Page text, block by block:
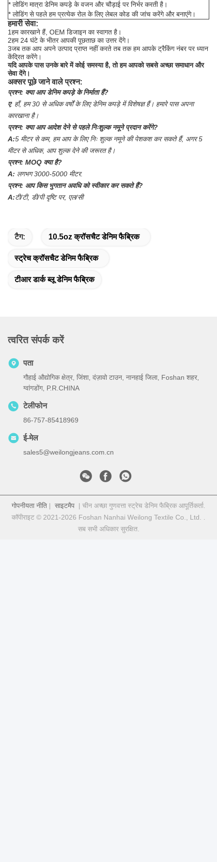
* लोडिंग मात्रा डेनिम कपड़े के वजन और चौड़ाई पर निर्भर करती है।
* लोडिंग से पहले हम प्रत्येक रोल के लिए लेबल कोड की जांच करेंगे और बनाएंगे।
हमारी सेवा:
1हम कारखाने हैं, OEM डिजाइन का स्वागत है।
2हम 24 घंटे के भीतर आपकी पूछताछ का उत्तर देंगे।
3जब तक आप अपने उत्पाद प्राप्त नहीं करते तब तक हम आपके ट्रैकिंग नंबर पर ध्यान
केंद्रित करेंगे।
यदि आपके पास उनके बारे में कोई समस्या है, तो हम आपको सबसे अच्छा समाधान और
सेवा देंगे।
अक्सर पूछे जाने वाले प्रश्न:
प्रश्न: क्या आप डेनिम कपड़े के निर्माता हैं?
ए: हाँ, हम 30 से अधिक वर्षों के लिए डेनिम कपड़े में विशेषज्ञ हैं। हमारे पास अपना
कारखाना है।
प्रश्न: क्या आप आदेश देने से पहले निःशुल्क नमूने प्रदान करेंगे?
A:5 मीटर से कम, हम आप के लिए निः शुल्क नमूने की पेशकश कर सकते हैं, अगर 5
मीटर से अधिक, आप शुल्क देने की जरूरत है।
प्रश्न: MOQ क्या है?
A: लगभग 3000-5000 मीटर.
प्रश्न: आप किस भुगतान अवधि को स्वीकार कर सकते हैं?
A:टी/टी, डी/पी दृष्टि पर, एल/सी
टैग: 10.5oz क्रॉसचैट डेनिम फैब्रिक
स्ट्रेच क्रॉसचैट डेनिम फैब्रिक
टीआर डार्क ब्लू डेनिम फैब्रिक
त्वरित संपर्क करें
पता
गौहाई औद्योगिक क्षेत्र, जिंशा, दंज़ावो टाउन, नानहाई जिला, Foshan शहर,
ग्वांगडोंग, P.R.CHINA
टेलीफोन
86-757-85418969
ई-मेल
sales5@weilongjeans.com.cn
गोपनीयता नीति | साइटमैप | चीन अच्छा गुणवत्ता स्ट्रेच डेनिम फैब्रिक आपूर्तिकर्ता.
कॉपीराइट © 2021-2026 Foshan Nanhai Weilong Textile Co., Ltd. .
सब सभी अधिकार सुरक्षित.